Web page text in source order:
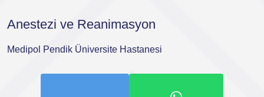
Anestezi ve Reanimasyon
Medipol Pendik Üniversite Hastanesi